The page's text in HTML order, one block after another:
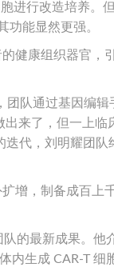
进行改造培养。
功能显然更强。
健康组织器官，
队通过基因编
来了，但一上
代，刘明耀团
增，制备成百上
的最新成果。他
生成 CAR-T 细